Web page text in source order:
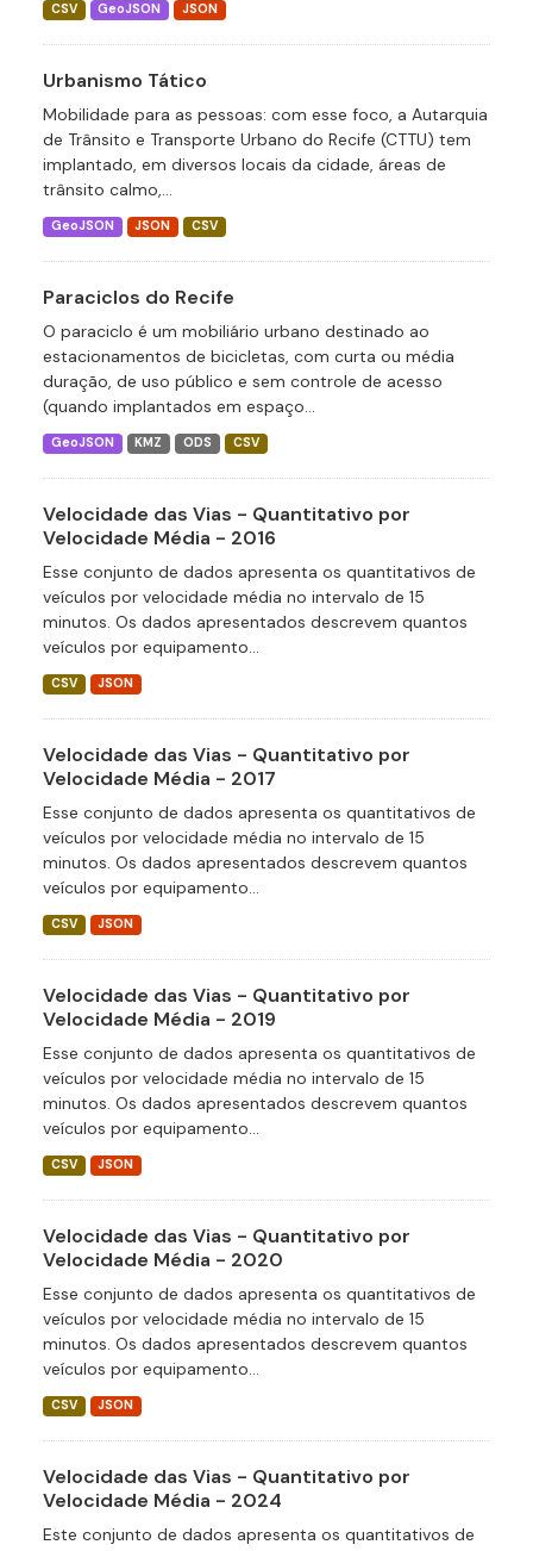
CSV GeoJSON JSON
Urbanismo Tático
Mobilidade para as pessoas: com esse foco, a Autarquia
de Trânsito e Transporte Urbano do Recife (CTTU) tem
implantado, em diversos locais da cidade, áreas de
trânsito calmo,...
GeoJSON JSON CSV
Paraciclos do Recife
O paraciclo é um mobiliário urbano destinado ao
estacionamentos de bicicletas, com curta ou média
duração, de uso público e sem controle de acesso
(quando implantados em espaço...
GeoJSON KMZ ODS CSV
Velocidade das Vias - Quantitativo por
Velocidade Média - 2016
Esse conjunto de dados apresenta os quantitativos de
veículos por velocidade média no intervalo de 15
minutos. Os dados apresentados descrevem quantos
veículos por equipamento...
CSV JSON
Velocidade das Vias - Quantitativo por
Velocidade Média - 2017
Esse conjunto de dados apresenta os quantitativos de
veículos por velocidade média no intervalo de 15
minutos. Os dados apresentados descrevem quantos
veículos por equipamento...
CSV JSON
Velocidade das Vias - Quantitativo por
Velocidade Média - 2019
Esse conjunto de dados apresenta os quantitativos de
veículos por velocidade média no intervalo de 15
minutos. Os dados apresentados descrevem quantos
veículos por equipamento...
CSV JSON
Velocidade das Vias - Quantitativo por
Velocidade Média - 2020
Esse conjunto de dados apresenta os quantitativos de
veículos por velocidade média no intervalo de 15
minutos. Os dados apresentados descrevem quantos
veículos por equipamento...
CSV JSON
Velocidade das Vias - Quantitativo por
Velocidade Média - 2024
Este conjunto de dados apresenta os quantitativos de